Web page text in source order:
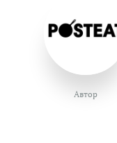
Автор